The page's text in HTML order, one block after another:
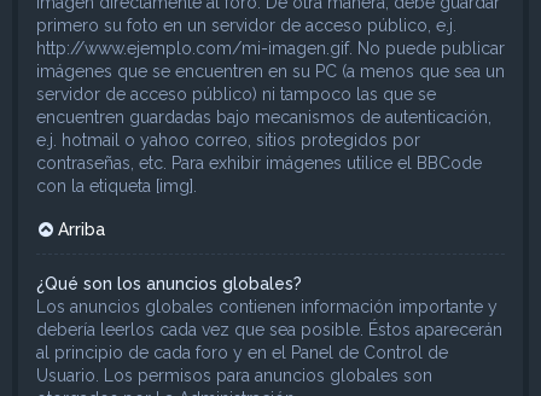
primero su foto en un servidor de acceso público, e.j.
http://www.ejemplo.com/mi-imagen.gif. No puede publicar
imágenes que se encuentren en su PC (a menos que sea un
servidor de acceso público) ni tampoco las que se
encuentren guardadas bajo mecanismos de autenticación,
e.j. hotmail o yahoo correo, sitios protegidos por
contraseñas, etc. Para exhibir imágenes utilice el BBCode
con la etiqueta [img].
Arriba
¿Qué son los anuncios globales?
Los anuncios globales contienen información importante y
debería leerlos cada vez que sea posible. Éstos aparecerán
al principio de cada foro y en el Panel de Control de
Usuario. Los permisos para anuncios globales son